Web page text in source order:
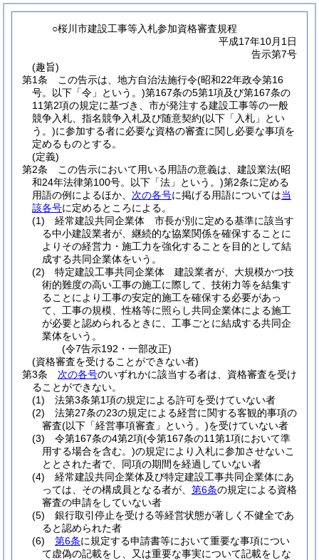
○桜川市建設工事等入札参加資格審査規程
平成17年10月1日
告示第7号
(趣旨)
第1条
この告示は、地方自治法施行令(昭和22年政令第16
号。以下「令」という。)第167条の5第1項及び第167条の
11第2項の規定に基づき、市が発注する建設工事等の一般
競争入札、指名競争入札及び随意契約(以下「入札」とい
う。)に参加する者に必要な資格の審査に関し必要な事項を
定めるものとする。
(定義)
第2条
この告示において用いる用語の意義は、建設業法(昭
和24年法律第100号。以下「法」という。)第2条に定める
用語の例によるほか、 次の各号に掲げる用語については当
該各号に定めるところによる。
(1)
経常建設共同企業体 市長が別に定める基準に該当す
る中小建設業者が、継続的な協業関係を確保することに
よりその経営力・施工力を強化することを目的として結
成する共同企業体をいう。
(2)
特定建設工事共同企業体 建設業者が、大規模かつ技
術的難度の高い工事の施工に際して、技術力等を結集す
ることにより工事の安定的施工を確保する必要があっ
て、工事の規模、性格等に照らし共同企業体による施工
が必要と認められるときに、工事ごとに結成する共同企
業体をいう。
(令7告示192・一部改正)
(資格審査を受けることができない者)
第3条
次の各号のいずれかに該当する者は、資格審査を受け
ることができない。
(1)
法第3条第1項の規定による許可を受けていない者
(2)
法第27条の23の規定による経営に関する客観的事項の
審査(以下「経営事項審査」という。)を受けていない者
(3)
令第167条の4第2項(令第167条の11第1項において準
用する場合を含む。)の規定により入札に参加させないこ
ととされた者で、同項の期間を経過していない者
(4)
経常建設共同企業体及び特定建設工事共同企業体にあ
っては、その構成員となる者が、 第6条の規定による資格
審査の申請をしていない者
(5)
銀行取引停止を受ける等経営状態が著しく不健全であ
ると認められた者
(6)
第6条に規定する申請書等において重要な事項につい
て虚偽の記載をし、又は重要な事実について記載をしな